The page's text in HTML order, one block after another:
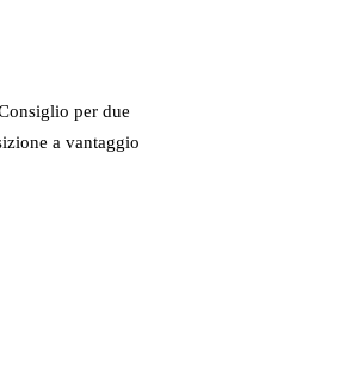
per due
a vantaggio